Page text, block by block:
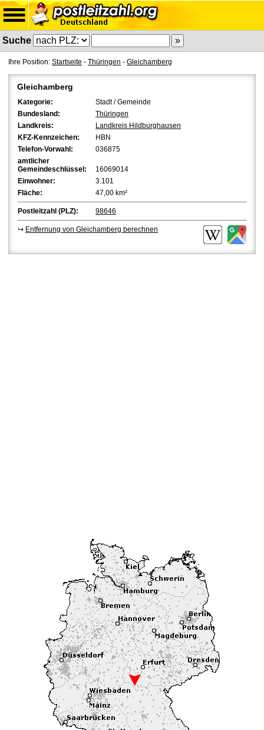
Suche
Ihre Position: Startseite - Thüringen - Gleichamberg
Gleichamberg
Kategorie:
Stadt / Gemeinde
Bundesland:
Thüringen
Landkreis:
Landkreis Hildburghausen
KFZ-Kennzeichen:
HBN
Telefon-Vorwahl:
036875
amtlicher
Gemeindeschlüssel:
16069014
Einwohner:
3.101
Fläche:
47,00 km²
Postleitzahl (PLZ): 98646
↪ Entfernung von Gleichamberg berechnen